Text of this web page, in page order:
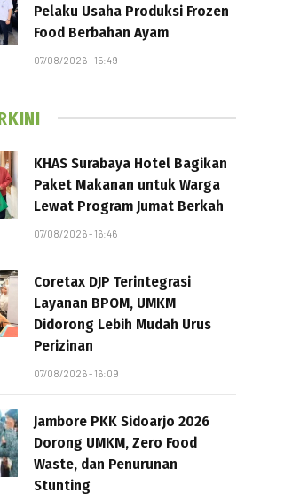
Pelaku Usaha Produksi Frozen
Food Berbahan Ayam
07/08/2026 - 15:49
KHAS Surabaya Hotel Bagikan
Paket Makanan untuk Warga
Lewat Program Jumat Berkah
07/08/2026 - 16:46
Coretax DJP Terintegrasi
Layanan BPOM, UMKM
Didorong Lebih Mudah Urus
Perizinan
07/08/2026 - 16:09
Jambore PKK Sidoarjo 2026
Dorong UMKM, Zero Food
Waste, dan Penurunan
Stunting